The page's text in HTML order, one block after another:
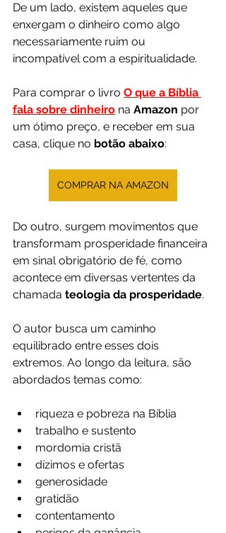
De um lado, existem aqueles que
enxergam o dinheiro como algo
necessariamente ruim ou
incompatível com a espiritualidade.
Para comprar o livro O que a Bíblia
fala sobre dinheiro na Amazon por
um ótimo preço, e receber em sua
casa, clique no botão abaixo:
COMPRAR NA AMAZON
Do outro, surgem movimentos que
transformam prosperidade financeira
em sinal obrigatório de fé, como
acontece em diversas vertentes da
chamada teologia da prosperidade.
O autor busca um caminho
equilibrado entre esses dois
extremos. Ao longo da leitura, são
abordados temas como:
riqueza e pobreza na Bíblia
trabalho e sustento
mordomia cristã
dízimos e ofertas
generosidade
gratidão
contentamento